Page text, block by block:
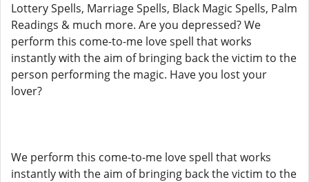
Lottery Spells, Marriage Spells, Black Magic Spells, Palm
Readings & much more. Are you depressed? We
perform this come-to-me love spell that works
instantly with the aim of bringing back the victim to the
person performing the magic. Have you lost your
lover?
We perform this come-to-me love spell that works
instantly with the aim of bringing back the victim to the